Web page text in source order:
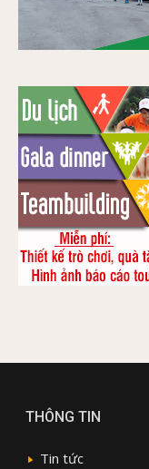
THÔNG TIN
Tin tức